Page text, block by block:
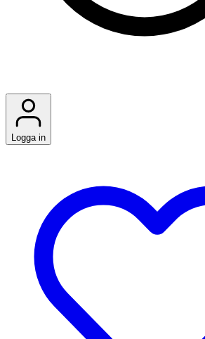
Logga in